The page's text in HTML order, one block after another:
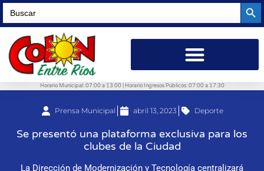
Search
for:
Horario Municipal: 07:00 a 13:00 | Horario Ingresos Públicos: 07:00 a 17:30
Prensa Municipal abril 13, 2023 Deporte
Se presentó una plataforma exclusiva para los
clubes de la Ciudad
La Dirección de Modernización y Tecnología centralizará